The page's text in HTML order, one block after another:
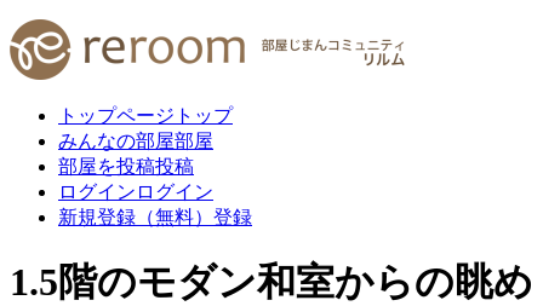
トップページ トップ
みんなの部屋部屋
部屋を投稿投稿
ログイン ログイン
新規登録（無料） 登録
1.5階のモダン和室からの眺め